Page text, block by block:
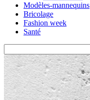
Modèles-mannequins
Bricolage
Fashion week
Santé